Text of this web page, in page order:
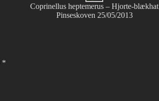
Coprinellus heptemerus – Hjorte-blækhat
Pinseskoven 25/05/2013
*